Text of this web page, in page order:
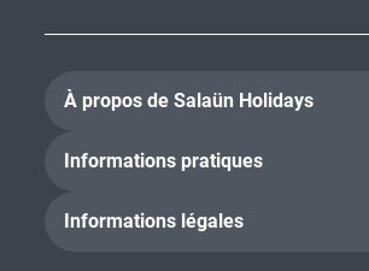
À propos de Salaün Holidays
Informations pratiques
Informations légales